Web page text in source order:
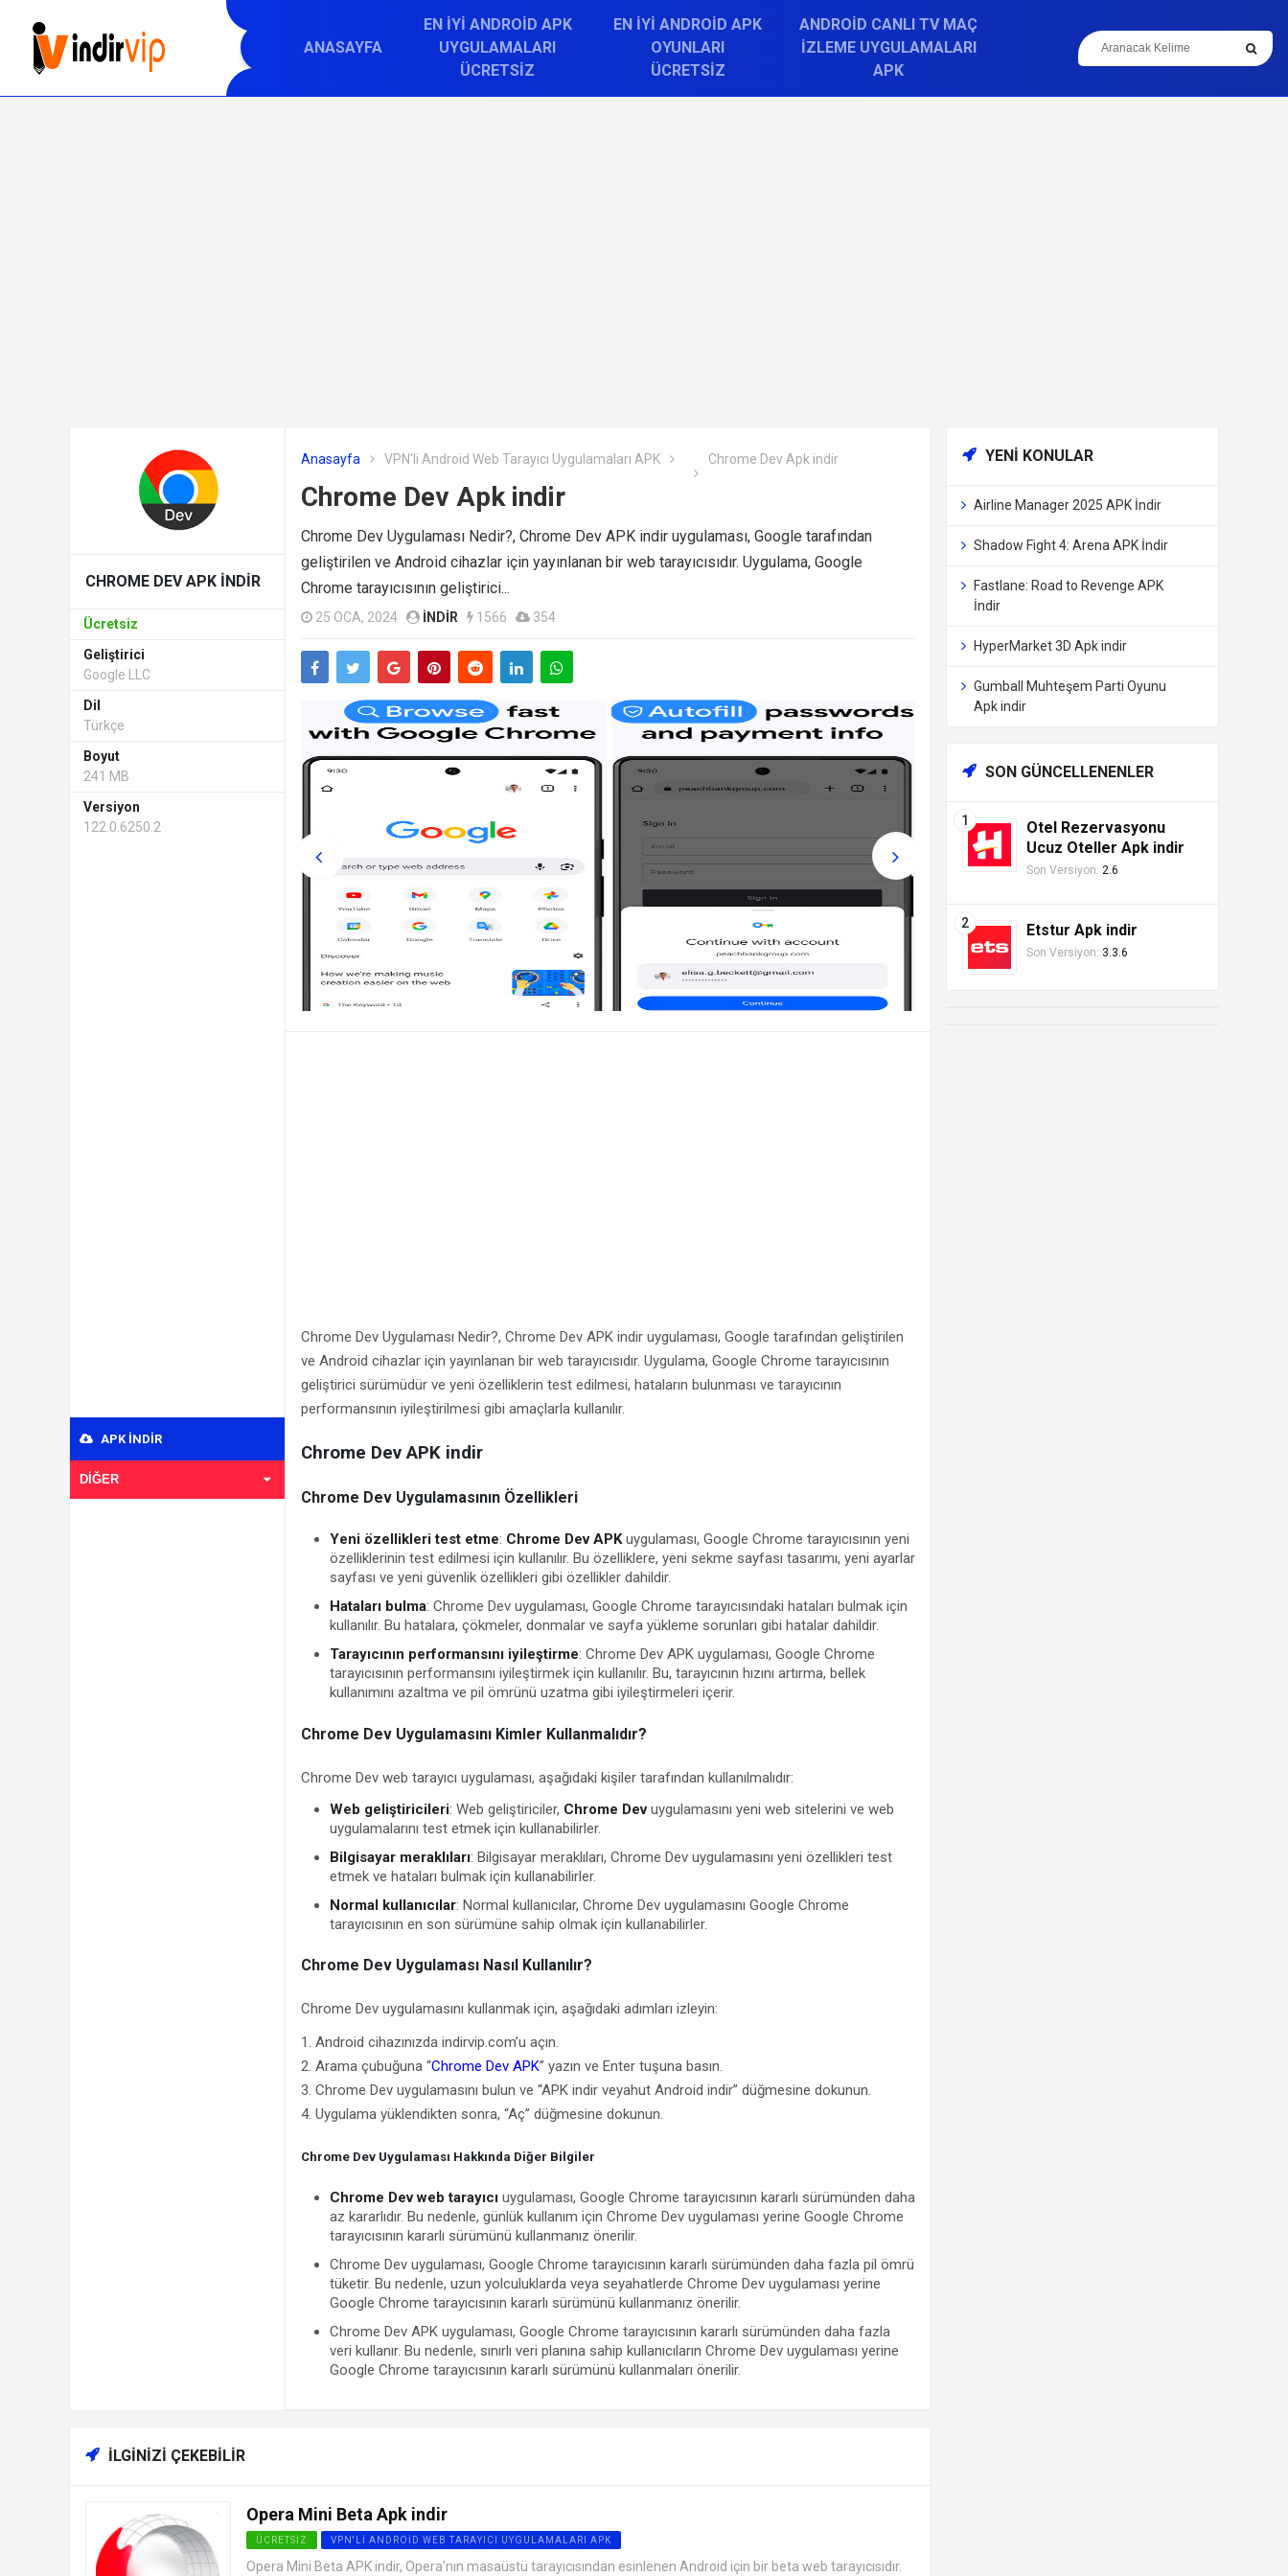
ANASAYFA
EN İYI ANDROID APK
UYGULAMALARI
ÜCRETSIZ
EN İYI ANDROID APK
OYUNLARI
ÜCRETSIZ
ANDROID CANLI TV MAÇ
İZLEME UYGULAMALARI
APK
CHROME DEV APK INDIR
Ücretsiz
Geliştirici
Google LLC
Dil
Türkçe
Boyut
241 MB
Versiyon
122.0.6250.2
APK INDIR
DIĞER
Anasayfa VPN'li Android Web Tarayıcı Uygulamaları APK Chrome Dev Apk indir
Chrome Dev Apk indir
Chrome Dev Uygulaması Nedir?, Chrome Dev APK indir uygulaması, Google tarafından
geliştirilen ve Android cihazlar için yayınlanan bir web tarayıcısıdır. Uygulama, Google
Chrome tarayıcısının geliştirici...
25 OCA, 2024 INDIR 1566 354
Chrome Dev Uygulaması Nedir?, Chrome Dev APK indir uygulaması, Google tarafından geliştirilen
ve Android cihazlar için yayınlanan bir web tarayıcısıdır. Uygulama, Google Chrome tarayıcısının
geliştirici sürümüdür ve yeni özelliklerin test edilmesi, hataların bulunması ve tarayıcının
performansının iyileştirilmesi gibi amaçlarla kullanılır.
Chrome Dev APK indir
Chrome Dev Uygulamasının Özellikleri
Yeni özellikleri test etme: Chrome Dev APKuygulaması, Google Chrome tarayıcısının yeni
özelliklerinin test edilmesi için kullanılır. Bu özelliklere, yeni sekme sayfası tasarımı, yeni ayarlar
sayfası ve yeni güvenlik özellikleri gibi özellikler dahildir.
Hataları bulma: Chrome Dev uygulaması, Google Chrome tarayıcısındaki hataları bulmak için
kullanılır. Bu hatalara, çökmeler, donmalar ve sayfa yükleme sorunları gibi hatalar dahildir.
Tarayıcının performansını iyileştirme: Chrome Dev APK uygulaması, Google Chrome
tarayıcısının performansını iyileştirmek için kullanılır. Bu, tarayıcının hızını artırma, bellek
kullanımını azaltma ve pil ömrünü uzatma gibi iyileştirmeleri içerir.
Chrome Dev Uygulamasını Kimler Kullanmalıdır?
Chrome Dev web tarayıcı uygulaması, aşağıdaki kişiler tarafından kullanılmalıdır:
Web geliştiricileri: Web geliştiriciler, Chrome Devuygulamasını yeni web sitelerini ve web
uygulamalarını test etmek için kullanabilirler.
Bilgisayar meraklıları: Bilgisayar meraklıları, Chrome Dev uygulamasını yeni özellikleri test
etmek ve hataları bulmak için kullanabilirler.
Normal kullanıcılar: Normal kullanıcılar, Chrome Dev uygulamasını Google Chrome
tarayıcısının en son sürümüne sahip olmak için kullanabilirler.
Chrome Dev Uygulaması Nasıl Kullanılır?
Chrome Dev uygulamasını kullanmak için, aşağıdaki adımları izleyin:
1. Android cihazınızda indirvip.com’u açın.
2. Arama çubuğuna “Chrome Dev APK” yazın ve Enter tuşuna basın.
3. Chrome Dev uygulamasını bulun ve “APK indir veyahut Android indir” düğmesine dokunun.
4. Uygulama yüklendikten sonra, “Aç” düğmesine dokunun.
Chrome Dev Uygulaması Hakkında Diğer Bilgiler
Chrome Dev web tarayıcıuygulaması, Google Chrome tarayıcısının kararlı sürümünden daha
az kararlıdır. Bu nedenle, günlük kullanım için Chrome Dev uygulaması yerine Google Chrome
tarayıcısının kararlı sürümünü kullanmanız önerilir.
Chrome Dev uygulaması, Google Chrome tarayıcısının kararlı sürümünden daha fazla pil ömrü
tüketir. Bu nedenle, uzun yolculuklarda veya seyahatlerde Chrome Dev uygulaması yerine
Google Chrome tarayıcısının kararlı sürümünü kullanmanız önerilir.
Chrome Dev APK uygulaması, Google Chrome tarayıcısının kararlı sürümünden daha fazla
veri kullanır. Bu nedenle, sınırlı veri planına sahip kullanıcıların Chrome Dev uygulaması yerine
Google Chrome tarayıcısının kararlı sürümünü kullanmaları önerilir.
İLGINIZI ÇEKEBILIR
Opera Mini Beta Apk indir
ÜCRETSIZ VPN'LI ANDROID WEB TARAYICI UYGULAMALARI APK
Opera Mini Beta APK indir, Opera’nın masaüstü tarayıcısından esinlenen Android için bir beta web tarayıcısıdır.
YENI KONULAR
Airline Manager 2025 APK İndir
Shadow Fight 4: Arena APK İndir
Fastlane: Road to Revenge APK
İndir
HyperMarket 3D Apk indir
Gumball Muhteşem Parti Oyunu
Apk indir
SON GÜNCELLENENLER
Otel Rezervasyonu
Ucuz Oteller Apk indir
Son Versiyon: 2.6
Etstur Apk indir
Son Versiyon: 3.3.6